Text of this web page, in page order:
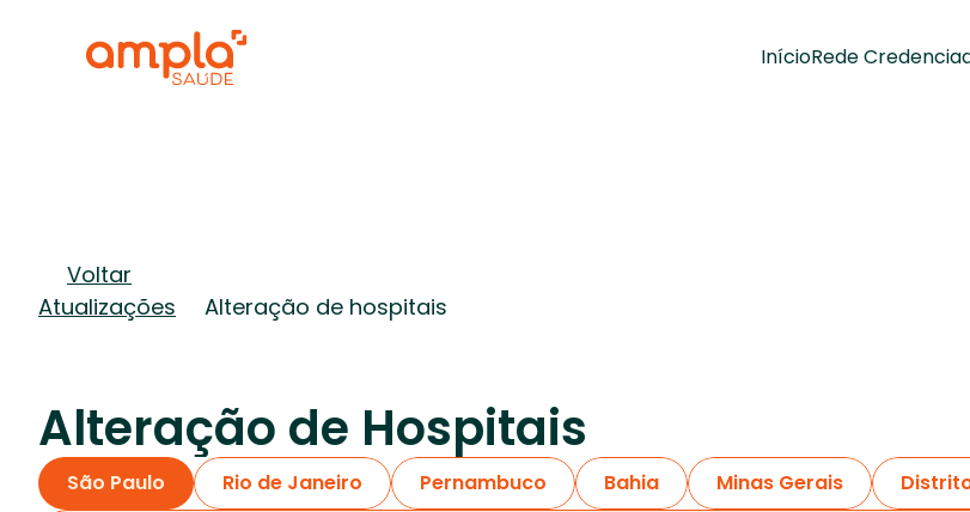
InícioRede
Voltar
Atualizações
Alteração de hospitais
Alteração de Hospitais
São Paulo Rio de Janeiro Pernambuco Bahia Minas Gerais